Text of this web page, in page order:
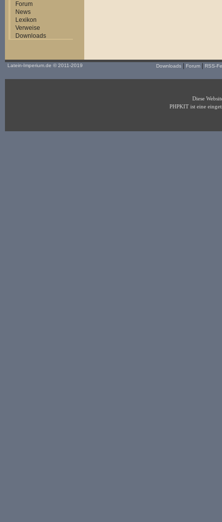
Forum
News
Lexikon
Verweise
Downloads
Latein-Imperium.de © 2011-2019 Downloads Forum RSS-
Diese
PHPKIT ist eine